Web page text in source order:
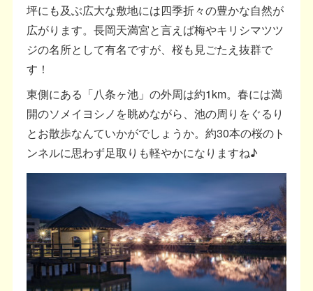
坪にも及ぶ広大な敷地には四季折々の豊かな自然が
広がります。長岡天満宮と言えば梅やキリシマツツ
ジの名所として有名ですが、桜も見ごたえ抜群で
す！
東側にある「八条ヶ池」の外周は約1km。春には満
開のソメイヨシノを眺めながら、池の周りをぐるり
とお散歩なんていかがでしょうか。約30本の桜のト
ンネルに思わず足取りも軽やかになりますね♪